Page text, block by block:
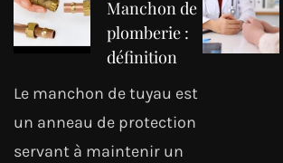
Manchon de
plomberie :
définition
Le manchon de tuyau est
un anneau de protection
servant à maintenir un